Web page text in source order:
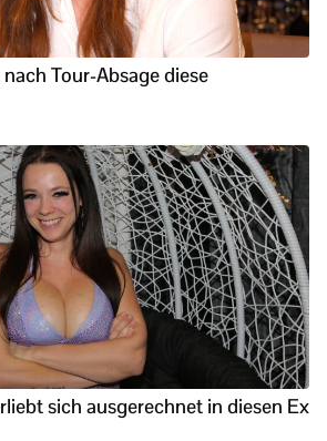
Tour-Absage diese
sich ausgerechnet in diesen Ex